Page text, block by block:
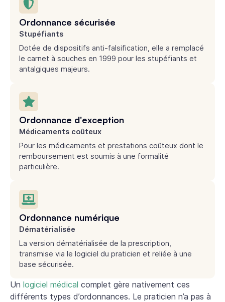
Ordonnance sécurisée
Stupéfiants
Dotée de dispositifs anti-falsification, elle a remplacé
le carnet à souches en 1999 pour les stupéfiants et
antalgiques majeurs.
Ordonnance d'exception
Médicaments coûteux
Pour les médicaments et prestations coûteux dont le
remboursement est soumis à une formalité
particulière.
Ordonnance numérique
Dématérialisée
La version dématérialisée de la prescription,
transmise via le logiciel du praticien et reliée à une
base sécurisée.
Un logiciel médical complet gère nativement ces
différents types d’ordonnances. Le praticien n’a pas à